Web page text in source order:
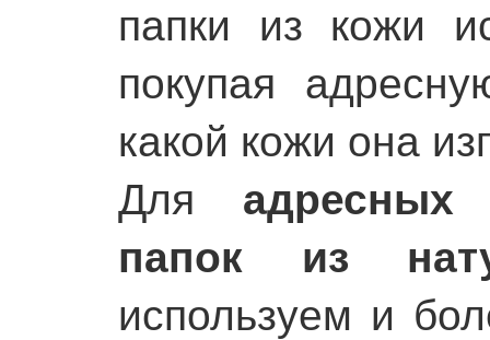
папки из кожи
покупая
какой кожи она
Для адресных
папок из
используем и